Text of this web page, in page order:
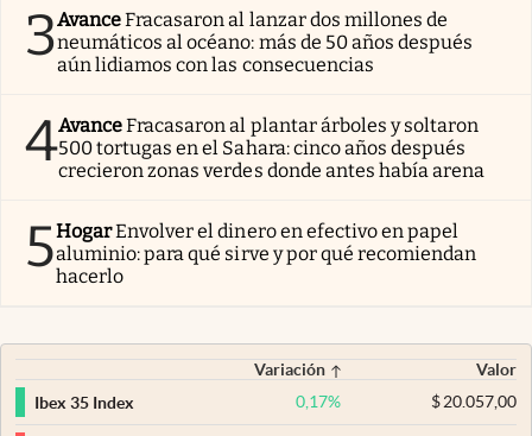
3AvanceFracasaron al lanzar dos millones de
neumáticos al océano: más de 50 años después
aún lidiamos con las consecuencias
4AvanceFracasaron al plantar árboles y soltaron
500 tortugas en el Sahara: cinco años después
crecieron zonas verdes donde antes había arena
5HogarEnvolver el dinero en efectivo en papel
aluminio: para qué sirve y por qué recomiendan
hacerlo
Variación
Valor
Ibex 35 Index
0,17% $20.057,00